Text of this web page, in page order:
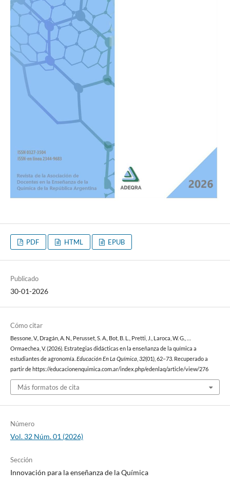
PDF HTML EPUB
Publicado
30-01-2026
Cómo citar
Bessone, V., Dragán, A. N., Perusset, S. A., Bot, B. L., Pretti, J., Laroca, W. G., …
Ormaechea, V. (2026). Estrategias didácticas en la enseñanza de la química a
estudiantes de agronomía. Educación En La Química 32(01), 62–73. Recuperado a
partir de https://educacionenquimica.com.ar/index.php/edenlaq/article/view/276
Más formatos de cita
Número
Vol. 32 Núm. 01 (2026)
Sección
Innovación para la enseñanza de la Química